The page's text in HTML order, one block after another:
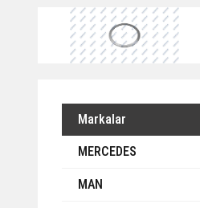
Markalar
MERCEDES
MAN